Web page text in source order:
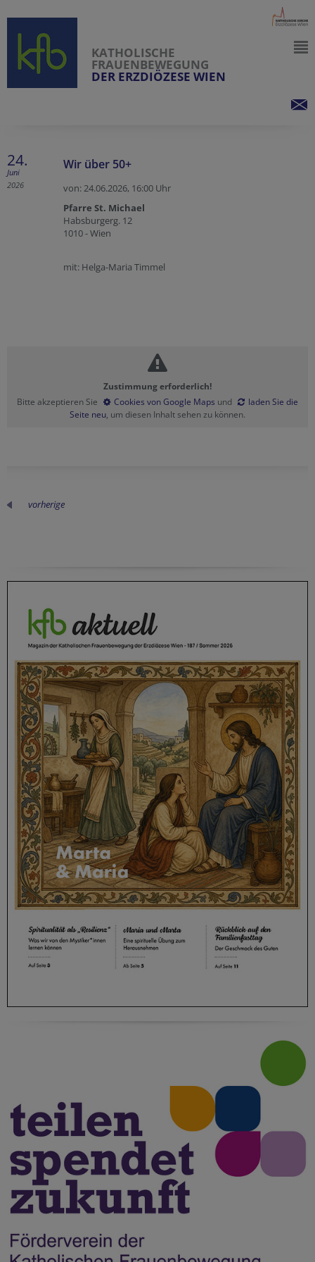
KATHOLISCHE
FRAUENBEWEGUNG
DER ERZDIÖZESE WIEN
24.
Juni
2026
Wir über 50+
von: 24.06.2026, 16:00 Uhr
Pfarre St. Michael
Habsburgerg. 12
1010 - Wien
mit: Helga-Maria Timmel
Zustimmung erforderlich!
Bitte akzeptieren Sie
Cookies von Google Maps und
laden Sie die
Seite neu, um diesen Inhalt sehen zu können.
vorherige